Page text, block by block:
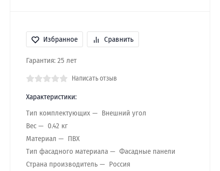
Избранное Сравнить
Гарантия: 25 лет
Написать отзыв
Характеристики:
Тип комплектующих
Внешний угол
Вес
0.42 кг
Материал
ПВХ
Тип фасадного материала
Фасадные панели
Страна производитель
Россия